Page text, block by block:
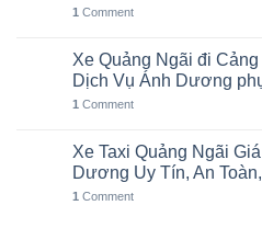
1 Comment
Xe Quảng Ngãi đi
Dịch Vụ Ánh Dương
1 Comment
Xe Taxi Quảng Ngãi
Dương Uy Tín, An
1 Comment